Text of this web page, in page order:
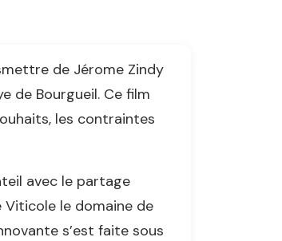
de Jérome Zindy
de Bourgueil. Ce film
les contraintes
avec le partage
Viticole le domaine de
s’est faite sous